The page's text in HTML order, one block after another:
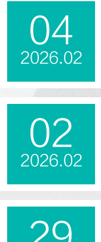
04
2026.02
02
2026.02